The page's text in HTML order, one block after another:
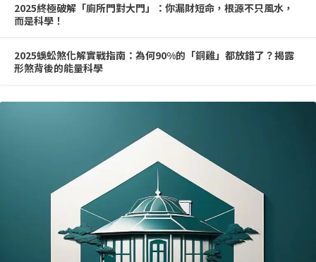
2025終極破解「廁所門對大門」：你漏財短命，根源不只風水，
而是科學！
2025蜈蚣煞化解實戰指南：為何90%的「銅雞」都放錯了？揭露
形煞背後的能量科學